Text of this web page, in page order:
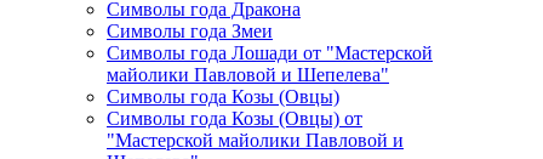
Символы года Дракона
Символы года Змеи
Символы года Лошади от "Мастерской
майолики Павловой и Шепелева"
Символы года Козы (Овцы)
Символы года Козы (Овцы) от
"Мастерской майолики Павловой и